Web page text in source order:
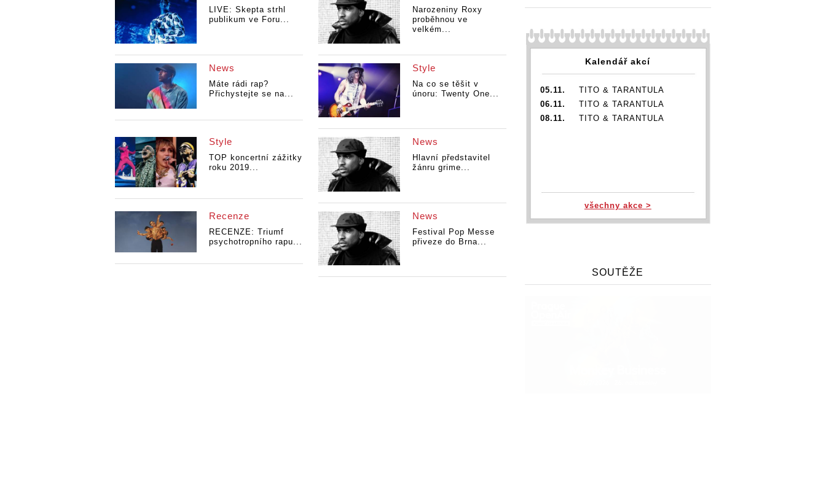
LIVE: Skepta strhl
publikum ve Foru...
Narozeniny Roxy
proběhnou ve
velkém...
News
Máte rádi rap?
Přichystejte se na...
Style
Na co se těšit v
únoru: Twenty One...
Style
TOP koncertní zážitky
roku 2019...
News
Hlavní představitel
žánru grime...
Recenze
RECENZE: Triumf
psychotropního rapu...
News
Festival Pop Messe
přiveze do Brna...
Kalendář akcí
05.11.
TITO & TARANTULA
06.11.
TITO & TARANTULA
08.11.
TITO & TARANTULA
všechny akce >
SOUTĚŽE